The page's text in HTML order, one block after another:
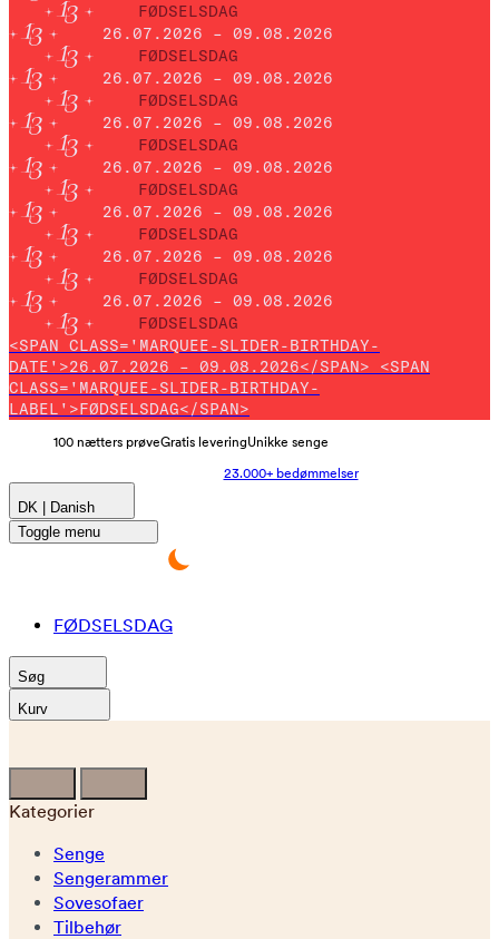
FØDSELSDAG
26.07.2026 – 09.08.2026
FØDSELSDAG
26.07.2026 – 09.08.2026
FØDSELSDAG
26.07.2026 – 09.08.2026
FØDSELSDAG
26.07.2026 – 09.08.2026
FØDSELSDAG
26.07.2026 – 09.08.2026
FØDSELSDAG
26.07.2026 – 09.08.2026
FØDSELSDAG
26.07.2026 – 09.08.2026
FØDSELSDAG
<SPAN CLASS='MARQUEE-SLIDER-BIRTHDAY-
DATE'>26.07.2026 – 09.08.2026</SPAN> <SPAN
CLASS='MARQUEE-SLIDER-BIRTHDAY-
LABEL'>FØDSELSDAG</SPAN>
100 nætters prøveGratis leveringUnikke senge
23.000+ bedømmelser
DK | Danish
Toggle menu
FØDSELSDAG
Søg
Kurv
Kategorier
Senge
Sengerammer
Sovesofaer
Tilbehør